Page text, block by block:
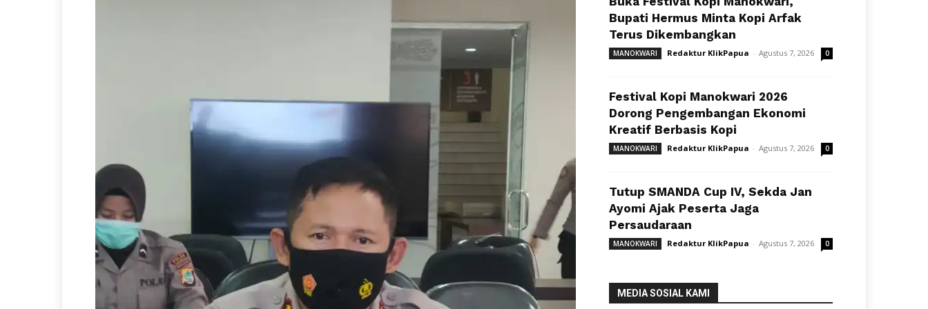
Bupati Hermus Minta Kopi Arfak
Terus Dikembangkan
MANOKWARI Redaktur KlikPapua - Agustus 7, 2026 0
Festival Kopi Manokwari 2026
Dorong Pengembangan Ekonomi
Kreatif Berbasis Kopi
MANOKWARI Redaktur KlikPapua - Agustus 7, 2026 0
Tutup SMANDA Cup IV, Sekda Jan
Ayomi Ajak Peserta Jaga
Persaudaraan
MANOKWARI Redaktur KlikPapua - Agustus 7, 2026 0
MEDIA SOSIAL KAMI